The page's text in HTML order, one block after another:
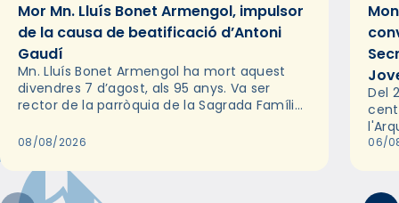
Mor Mn. Lluís Bonet Armengol, impulsor
de la causa de beatificació d’Antoni
Gaudí
Mn. Lluís Bonet Armengol ha mort aquest
divendres 7 d’agost, als 95 anys. Va ser
rector de la parròquia de la Sagrada Família
2018,…
08/08/2026
Del
les
06/